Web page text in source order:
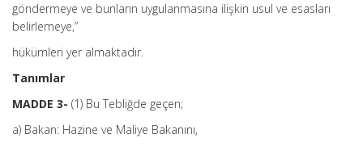
göndermeye ve bunların uygulanmasına ilişkin usul ve esasları
belirlemeye,”
hükümleri yer almaktadır.
Tanımlar
MADDE 3- (1) Bu Tebliğde geçen;
a) Bakan: Hazine ve Maliye Bakanını,